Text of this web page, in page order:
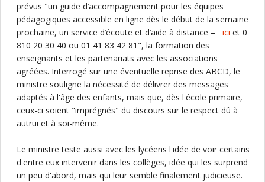
prévus "un guide d’accompagnement pour les équipes
pédagogiques accessible en ligne dès le début de la semaine
prochaine, un service d’écoute et d’aide à distance – ici et 0
810 20 30 40 ou 01 41 83 42 81", la formation des
enseignants et les partenariats avec les associations
agréées. Interrogé sur une éventuelle reprise des ABCD, le
ministre souligne la nécessité de délivrer des messages
adaptés à l'âge des enfants, mais que, dès l'école primaire,
ceux-ci soient "imprégnés" du discours sur le respect dû à
autrui et à soi-même.
Le ministre teste aussi avec les lycéens l'idée de voir certains
d'entre eux intervenir dans les collèges, idée qui les surprend
un peu d'abord, mais qui leur semble finalement judicieuse.